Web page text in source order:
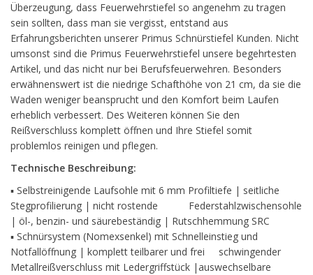
Überzeugung, dass Feuerwehrstiefel so angenehm zu tragen
sein sollten, dass man sie vergisst, entstand aus
Erfahrungsberichten unserer Primus Schnürstiefel Kunden. Nicht
umsonst sind die Primus Feuerwehrstiefel unsere begehrtesten
Artikel, und das nicht nur bei Berufsfeuerwehren. Besonders
erwähnenswert ist die niedrige Schafthöhe von 21 cm, da sie die
Waden weniger beansprucht und den Komfort beim Laufen
erheblich verbessert. Des Weiteren können Sie den
Reißverschluss komplett öffnen und Ihre Stiefel somit
problemlos reinigen und pflegen.
Technische Beschreibung:
▪ Selbstreinigende Laufsohle mit 6 mm Profiltiefe | seitliche
Stegprofilierung | nicht rostende Federstahlzwischensohle
| öl-, benzin- und säurebeständig | Rutschhemmung SRC
▪ Schnürsystem (Nomexsenkel) mit Schnelleinstieg und
Notfallöffnung | komplett teilbarer und frei schwingender
Metallreißverschluss mit Ledergriffstück |auswechselbare